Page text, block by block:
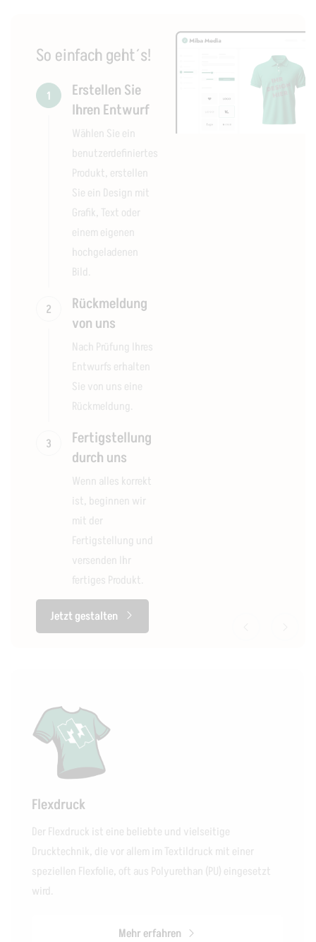
So einfach geht´s!
1
Erstellen Sie
Ihren Entwurf
Wählen Sie ein
benutzerdefiniertes
Produkt, erstellen
Sie ein Design mit
Grafik, Text oder
einem eigenen
hochgeladenen
Bild.
2
Rückmeldung
von uns
Nach Prüfung Ihres
Entwurfs erhalten
Sie von uns eine
Rückmeldung.
3
Fertigstellung
durch uns
Wenn alles korrekt
ist, beginnen wir
mit der
Fertigstellung und
versenden Ihr
fertiges Produkt.
Jetzt gestalten
Flexdruck
Der Flexdruck ist eine beliebte und vielseitige
Drucktechnik, die vor allem im Textildruck mit einer
speziellen Flexfolie, oft aus Polyurethan (PU) eingesetzt
wird.
Mehr erfahren